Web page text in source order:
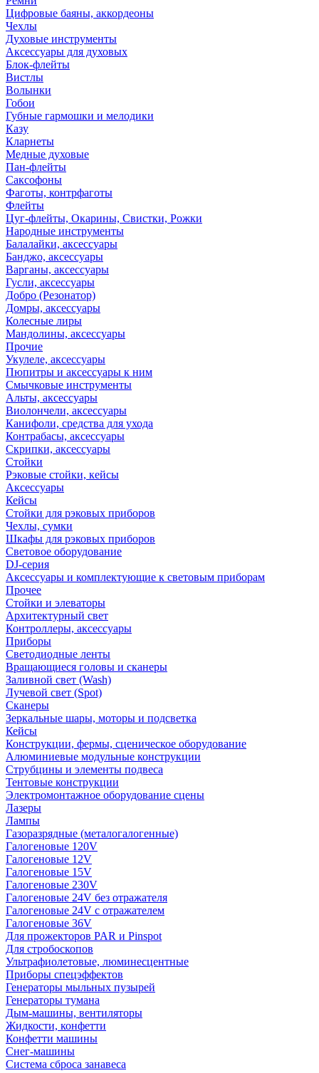
Цифровые баяны, аккордеоны
Чехлы
Духовые инструменты
Аксессуары для духовых
Блок-флейты
Вистлы
Волынки
Гобои
Губные гармошки и мелодики
Казу
Кларнеты
Медные духовые
Пан-флейты
Саксофоны
Фаготы, контрфаготы
Флейты
Цуг-флейты, Окарины, Свистки, Рожки
Народные инструменты
Балалайки, аксессуары
Банджо, аксессуары
Варганы, аксессуары
Гусли, аксессуары
Добро (Резонатор)
Домры, аксессуары
Колесные лиры
Мандолины, аксессуары
Прочие
Укулеле, аксессуары
Пюпитры и аксессуары к ним
Смычковые инструменты
Альты, аксессуары
Виолончели, аксессуары
Канифоли, средства для ухода
Контрабасы, аксессуары
Скрипки, аксессуары
Стойки
Рэковые стойки, кейсы
Аксессуары
Кейсы
Стойки для рэковых приборов
Чехлы, сумки
Шкафы для рэковых приборов
Световое оборудование
DJ-серия
Аксессуары и комплектующие к световым приборам
Прочее
Стойки и элеваторы
Архитектурный свет
Контроллеры, аксессуары
Приборы
Светодиодные ленты
Вращающиеся головы и сканеры
Заливной свет (Wash)
Лучевой свет (Spot)
Сканеры
Зеркальные шары, моторы и подсветка
Кейсы
Конструкции, фермы, сценическое оборудование
Алюминиевые модульные конструкции
Струбцины и элементы подвеса
Тентовые конструкции
Электромонтажное оборудование сцены
Лазеры
Лампы
Газоразрядные (металогалогенные)
Галогеновые 120V
Галогеновые 12V
Галогеновые 15V
Галогеновые 230V
Галогеновые 24V без отражателя
Галогеновые 24V с отражателем
Галогеновые 36V
Для прожекторов PAR и Pinspot
Для стробоскопов
Ультрафиолетовые, люминесцентные
Приборы спецэффектов
Генераторы мыльных пузырей
Генераторы тумана
Дым-машины, вентиляторы
Жидкости, конфетти
Конфетти машины
Снег-машины
Система сброса занавеса